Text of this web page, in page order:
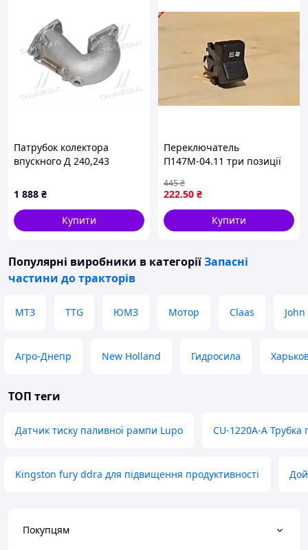
Патрубок колектора
впускного Д 240,243
(240-1003220-В)
1 888 ₴
Купити
Переключатель
П147М-04.11 три позиції
отопителя МТЗ управління
потоком повітря
222.50 ₴
445₴
Купити
Популярні виробники в категоріїЗапасні
частини до тракторів
МТЗ TTG ЮМЗ Мотор Claas
Агро-Днепр New Holland Гидросила
ТОП теги
Датчик тиску паливної рампи Lupo CU-1220A-A Трубка
Kingston fury ddra для підвищення продуктивності
Покупцям